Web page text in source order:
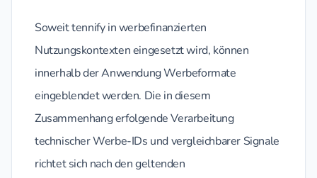
Soweit tennify in werbefinanzierten
Nutzungskontexten eingesetzt wird, können
innerhalb der Anwendung Werbeformate
eingeblendet werden. Die in diesem
Zusammenhang erfolgende Verarbeitung
technischer Werbe-IDs und vergleichbarer Signale
richtet sich nach den geltenden